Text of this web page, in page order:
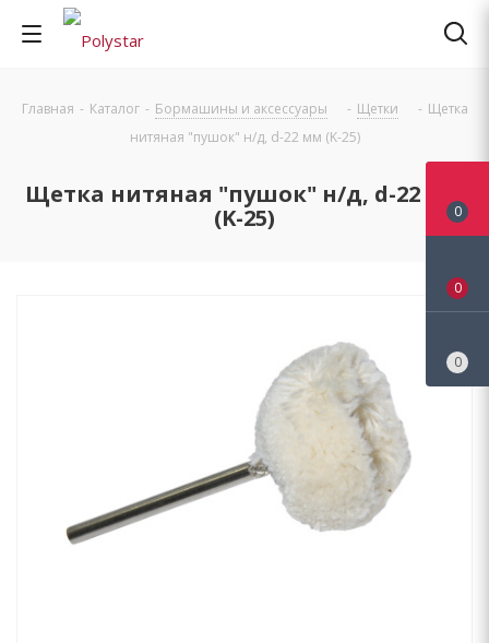
Главная - Каталог - Бормашины и аксессуары - Щетки - Щетка
нитяная "пушок" н/д, d-22 мм (K-25)
Щетка нитяная "пушок" н/д, d-22 мм
(K-25)
0
0
0